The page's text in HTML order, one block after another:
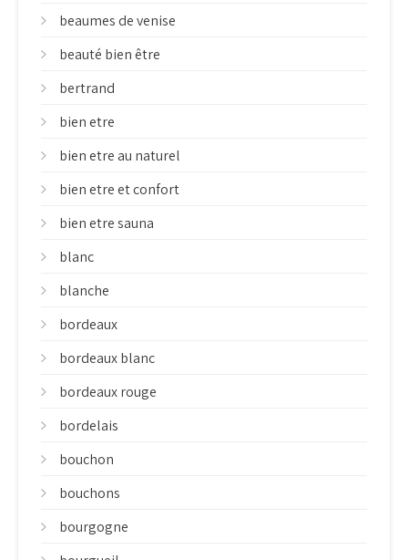
beaumes de venise
beauté bien être
bertrand
bien etre
bien etre au naturel
bien etre et confort
bien etre sauna
blanc
blanche
bordeaux
bordeaux blanc
bordeaux rouge
bordelais
bouchon
bouchons
bourgogne